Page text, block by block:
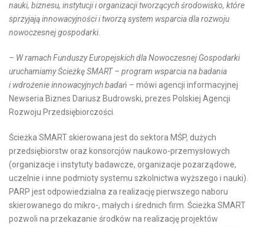
nauki, biznesu, instytucji i organizacji tworzących środowisko, które
sprzyjają innowacyjności i tworzą system wsparcia dla rozwoju
nowoczesnej gospodarki
– W ramach Funduszy Europejskich dla Nowoczesnej Gospodarki
uruchamiamy Ścieżkę SMART – program wsparcia na badania
i wdrożenie innowacyjnych badań – mówi agencji informacyjnej
Newseria Biznes Dariusz Budrowski, prezes Polskiej Agencji
Rozwoju Przedsiębiorczości.
Ścieżka SMART skierowana jest do sektora MŚP, dużych
przedsiębiorstw oraz konsorcjów naukowo-przemysłowych
(organizacje i instytuty badawcze, organizacje pozarządowe,
uczelnie i inne podmioty systemu szkolnictwa wyższego i nauki).
PARP jest odpowiedzialna za realizację pierwszego naboru
skierowanego do mikro-, małych i średnich firm. Ścieżka SMART
pozwoli na przekazanie środków na realizację projektów